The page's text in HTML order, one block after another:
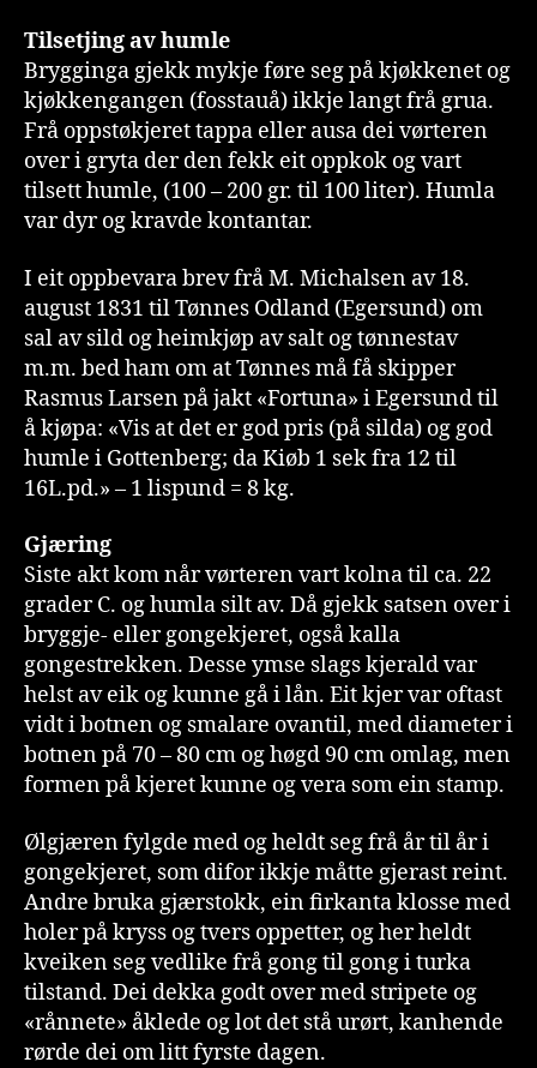
Tilsetjing av humle
Brygginga gjekk mykje føre seg på kjøkkenet og
kjøkkengangen (fosstauå) ikkje langt frå grua.
Frå oppstøkjeret tappa eller ausa dei vørteren
over i gryta der den fekk eit oppkok og vart
tilsett humle, (100 – 200 gr. til 100 liter). Humla
var dyr og kravde kontantar.
I eit oppbevara brev frå M. Michalsen av 18.
august 1831 til Tønnes Odland (Egersund) om
sal av sild og heimkjøp av salt og tønnestav
m.m. bed ham om at Tønnes må få skipper
Rasmus Larsen på jakt «Fortuna» i Egersund til
å kjøpa: «Vis at det er god pris (på silda) og god
humle i Gottenberg; da Kiøb 1 sek fra 12 til
16L.pd.» – 1 lispund = 8 kg.
Gjæring
Siste akt kom når vørteren vart kolna til ca. 22
grader C. og humla silt av. Då gjekk satsen over i
bryggje- eller gongekjeret, også kalla
gongestrekken. Desse ymse slags kjerald var
helst av eik og kunne gå i lån. Eit kjer var oftast
vidt i botnen og smalare ovantil, med diameter i
botnen på 70 – 80 cm og høgd 90 cm omlag, men
formen på kjeret kunne og vera som ein stamp.
Ølgjæren fylgde med og heldt seg frå år til år i
gongekjeret, som difor ikkje måtte gjerast reint.
Andre bruka gjærstokk, ein firkanta klosse med
holer på kryss og tvers oppetter, og her heldt
kveiken seg vedlike frå gong til gong i turka
tilstand. Dei dekka godt over med stripete og
«rånnete» åklede og lot det stå urørt, kanhende
rørde dei om litt fyrste dagen.